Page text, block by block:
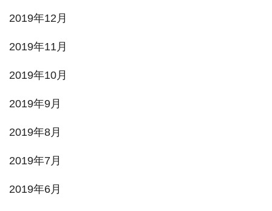
2019年12月
2019年11月
2019年10月
2019年9月
2019年8月
2019年7月
2019年6月